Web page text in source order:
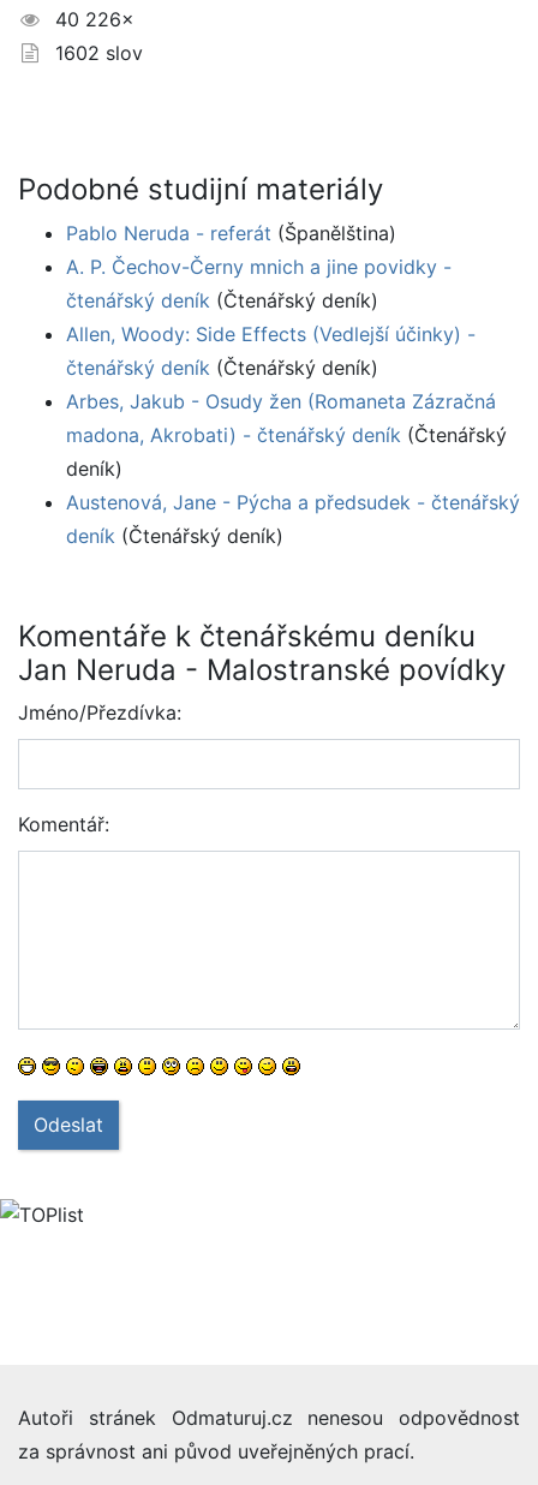
40 226×
1602 slov
Podobné studijní materiály
Pablo Neruda - referát (Španělština)
A. P. Čechov-Černy mnich a jine povidky -
čtenářský deník (Čtenářský deník)
Allen, Woody: Side Effects (Vedlejší účinky) -
čtenářský deník (Čtenářský deník)
Arbes, Jakub - Osudy žen (Romaneta Zázračná
madona, Akrobati) - čtenářský deník (Čtenářský
deník)
Austenová, Jane - Pýcha a předsudek - čtenářský
deník (Čtenářský deník)
Komentáře k čtenářskému deníku
Jan Neruda - Malostranské povídky
Jméno/Přezdívka:
Komentář:
Odeslat
Autoři stránek Odmaturuj.cz nenesou odpovědnost
za správnost ani původ uveřejněných prací.